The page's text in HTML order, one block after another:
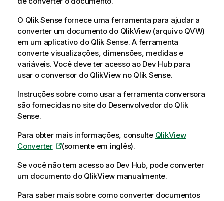
O Qlik Sense fornece uma ferramenta para ajudar a
converter um documento do QlikView(arquivo QVW)
em um aplicativo do Qlik Sense. A ferramenta
converte visualizações, dimensões, medidas e
variáveis. Você deve ter acesso ao Dev Hubpara
usar o conversor do QlikView no Qlik Sense.
Instruções sobre como usar a ferramenta conversora
são fornecidas no site do Desenvolvedor do Qlik
Sense.
Para obter mais informações, consulte QlikView
Converter
(somente em inglês).
Se você não tem acesso ao Dev Hub, pode converter
um documento do QlikView manualmente.
Para saber mais sobre como converter documentos